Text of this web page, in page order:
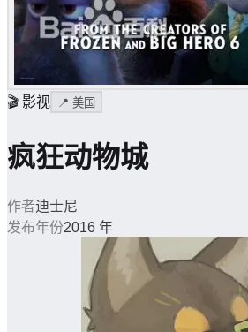
🎬 影视 📍 美国
疯狂动物城
作者迪士尼
发布年份2016 年